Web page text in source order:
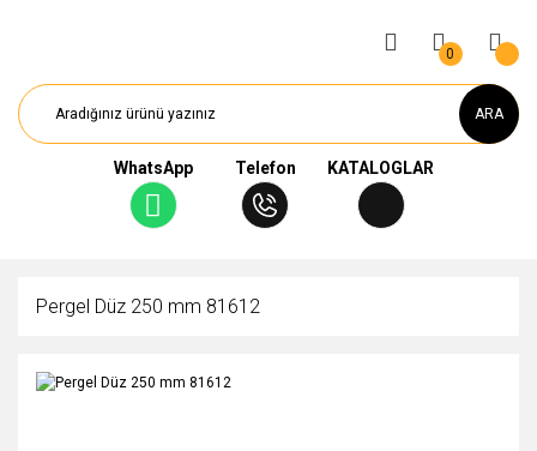
ARA
WhatsApp Telefon KATALOGLAR
0
Pergel Düz 250 mm 81612